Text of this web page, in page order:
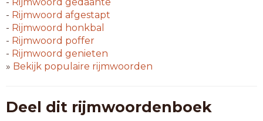
kabas
kulas
kuras
lavas
nalas
oppas
optas
- Rijmwoord afgestapt
- Rijmwoord honkbal
- Rijmwoord poffer
- Rijmwoord genieten
» Bekijk populaire rijmwoorden
Deel dit rijmwoordenboek